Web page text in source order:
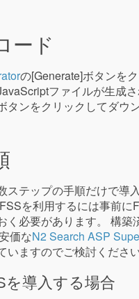
ード
の[Generate]ボタンを
ファイルが生成さ
タンをクリックしてダウ
ステップの手順だけで導
を利用するには事前に
く必要があります。 構築
価なN2 Search ASP
いますのでご検討ください
を導入する場合